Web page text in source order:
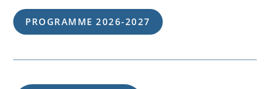
PROGRAMME 2026-2027